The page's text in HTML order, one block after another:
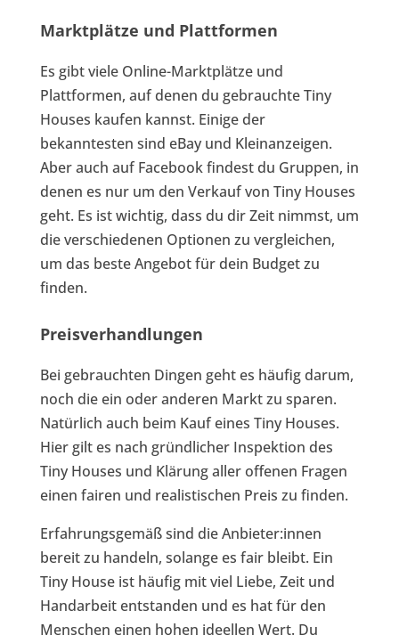
Marktplätze und Plattformen
Es gibt viele Online-Marktplätze und
Plattformen, auf denen du gebrauchte Tiny
Houses kaufen kannst. Einige der
bekanntesten sind eBay und Kleinanzeigen.
Aber auch auf Facebook findest du Gruppen, in
denen es nur um den Verkauf von Tiny Houses
geht. Es ist wichtig, dass du dir Zeit nimmst, um
die verschiedenen Optionen zu vergleichen,
um das beste Angebot für dein Budget zu
finden.
Preisverhandlungen
Bei gebrauchten Dingen geht es häufig darum,
noch die ein oder anderen Markt zu sparen.
Natürlich auch beim Kauf eines Tiny Houses.
Hier gilt es nach gründlicher Inspektion des
Tiny Houses und Klärung aller offenen Fragen
einen fairen und realistischen Preis zu finden.
Erfahrungsgemäß sind die Anbieter:innen
bereit zu handeln, solange es fair bleibt. Ein
Tiny House ist häufig mit viel Liebe, Zeit und
Handarbeit entstanden und es hat für den
Menschen einen hohen ideellen Wert. Du